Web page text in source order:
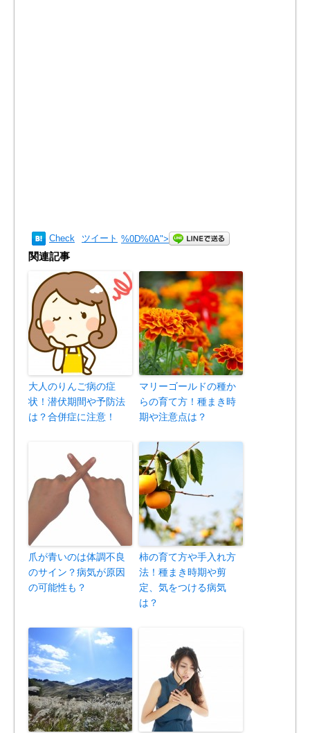
Check ツイート %0D%0A">
関連記事
大人のりんご病の症
状！潜伏期間や予防法
は？合併症に注意！
マリーゴールドの種か
らの育て方！種まき時
期や注意点は？
爪が青いのは体調不良
のサイン？病気が原因
の可能性も？
柿の育て方や手入れ方
法！種まき時期や剪
定、気をつける病気
は？